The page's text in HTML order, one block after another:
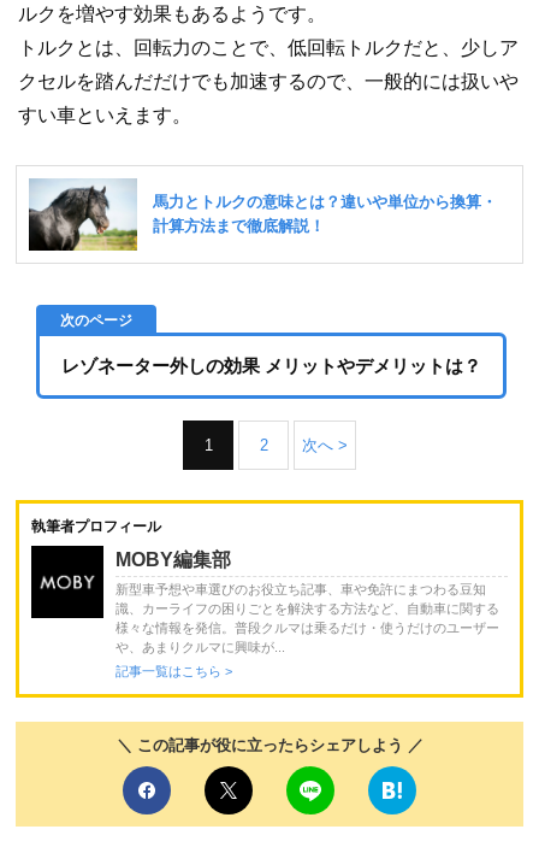
ルクを増やす効果もあるようです。
トルクとは、回転力のことで、低回転トルクだと、少しア
クセルを踏んだだけでも加速するので、一般的には扱いや
すい車といえます。
レゾネーター外しの効果 メリットやデメリットは？
1 2 次へ >
執筆者プロフィール
MOBY編集部
新型車予想や車選びのお役立ち記事、車や免許にまつわる豆知
識、カーライフの困りごとを解決する方法など、自動車に関する
様々な情報を発信。普段クルマは乗るだけ・使うだけのユーザー
や、あまりクルマに興味が...
記事一覧はこちら >
＼ この記事が役に立ったらシェアしよう ／